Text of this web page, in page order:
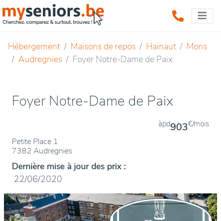
Hébergement Maisons de repos Hainaut
Mons
Audregnies
Foyer Notre-Dame de Paix
Foyer Notre-Dame de Paix
Petite Place 1
7382 Audregnies
àpd903€/mois
Dernière mise à jour des prix :
22/06/2020